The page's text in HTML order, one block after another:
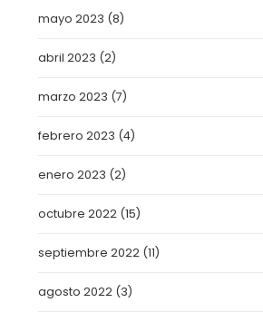
mayo 2023 (8)
abril 2023 (2)
marzo 2023 (7)
febrero 2023 (4)
enero 2023 (2)
octubre 2022 (15)
septiembre 2022 (11)
agosto 2022 (3)